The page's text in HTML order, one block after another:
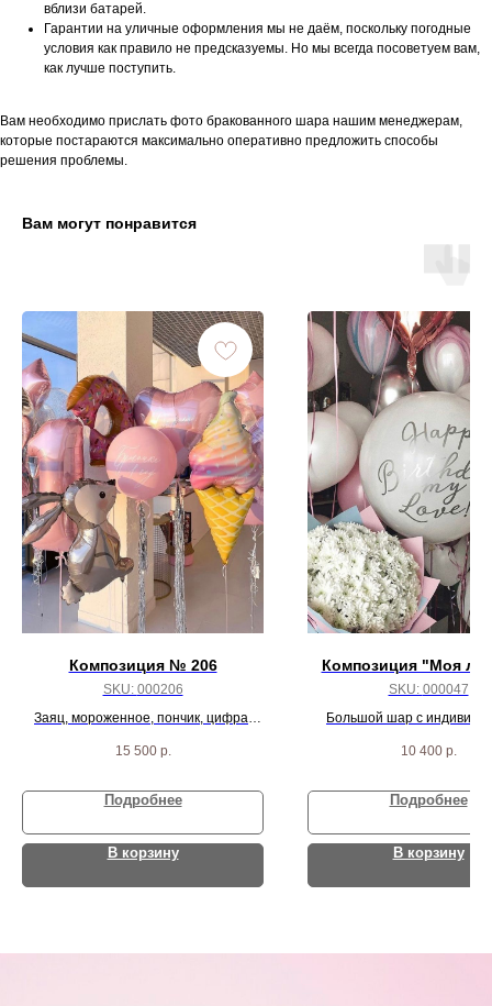
вблизи батарей.
Гарантии на уличные оформления мы не даём, поскольку погодные
условия как правило не предсказуемы. Но мы всегда посоветуем вам,
как лучше поступить.
Вам необходимо прислать фото бракованного шара нашим менеджерам,
которые постараются максимально оперативно предложить способы
решения проблемы.
Вам могут понравится
Композиция № 206
SKU: 000206
Заяц, мороженное, пончик, цифра,
шариков
15 500 р.
Подробнее
В корзину
Композиция "Моя
SKU: 000047
Большой шар с
шаров и 3 агат шара
10 400 р.
Подробнее
В корзину